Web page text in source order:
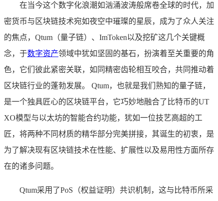
在当今这个数字化浪潮如汹涌波涛般席卷全球的时代，加
密货币与区块链技术宛如夜空中璀璨的星辰，成为了众人关注
的焦点，Qtum（量子链）、ImToken以及挖矿这几个关键概
念，于数字资产领域中犹如坚固的基石，扮演着至关重要的角
色，它们彼此紧密关联，如同精密齿轮相互咬合，共同推动着
区块链行业的蓬勃发展。 Qtum，也就是我们熟知的量子链，
是一个独具匠心的区块链平台，它巧妙地融合了比特币的UT
XO模型与以太坊的智能合约功能，犹如一位技艺高超的工
匠，将两种不同材质的精华部分完美拼接，其诞生的初衷，是
为了解决现有区块链技术在性能、扩展性以及易用性方面所存
在的诸多问题。
Qtum采用了PoS（权益证明）共识机制，这与比特币所采